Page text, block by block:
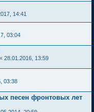
14:41
03:04
« 28.01.2016, 13:59
03:38
песен фронтовых лет